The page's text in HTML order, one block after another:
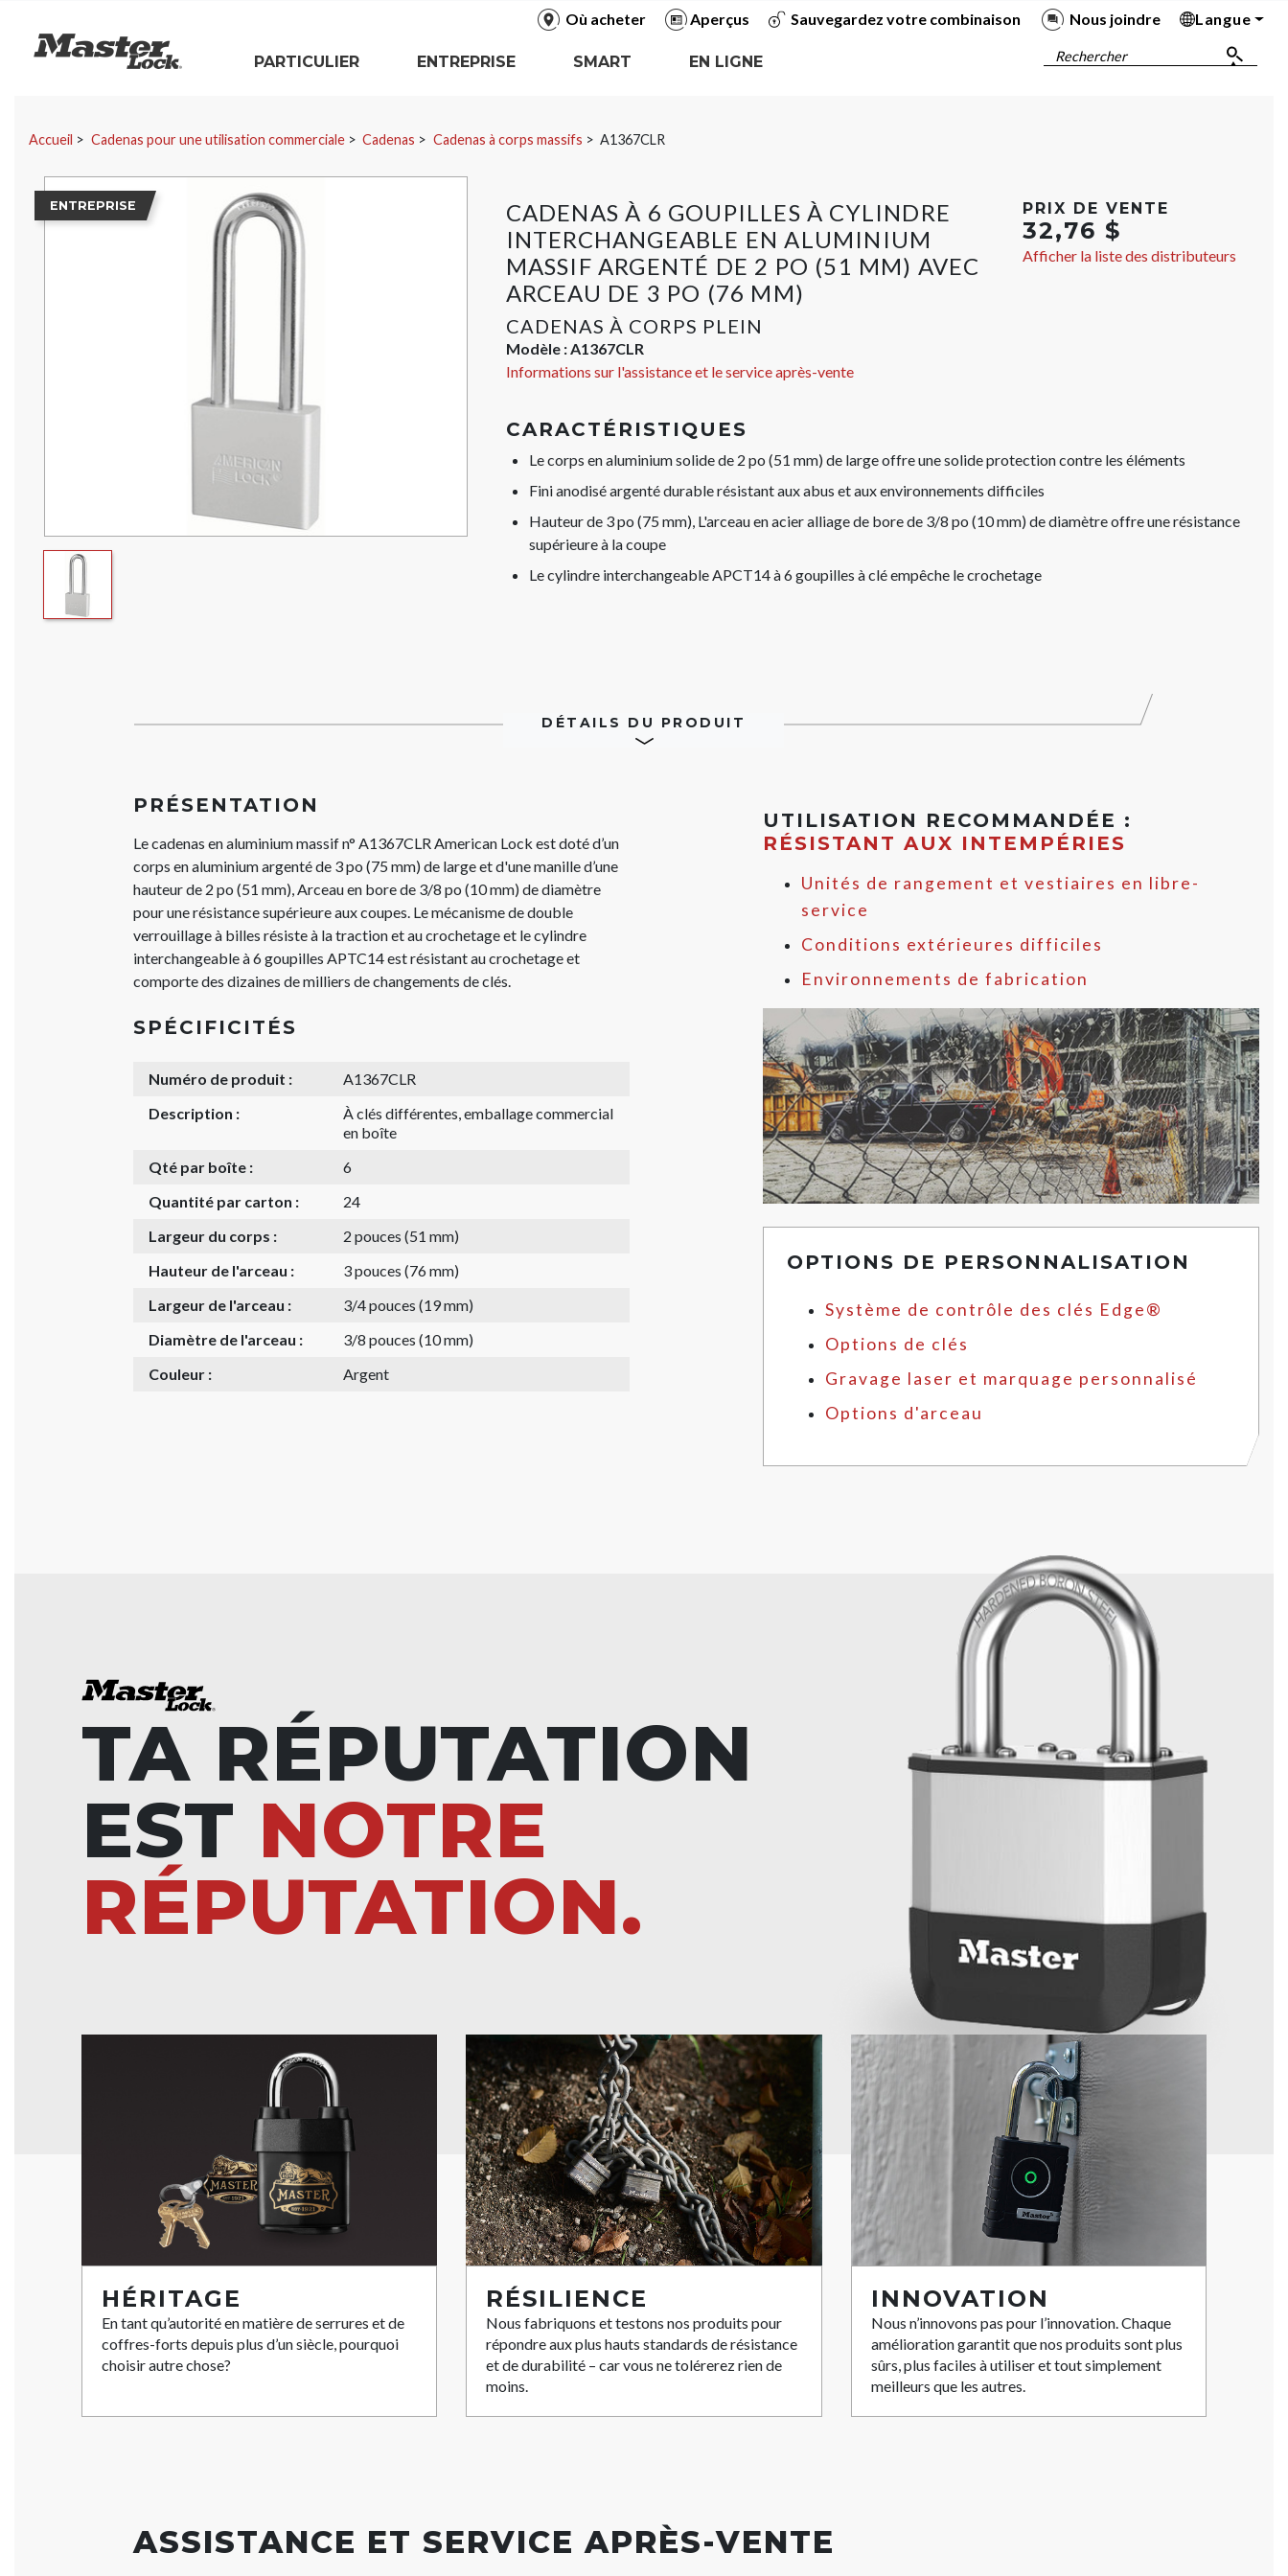
Où acheter Aperçus Sauvegardez votre combinaison Nous joindre
Langue
Master Lock
Rechercher
PARTICULIER
ENTREPRISE
SMART
EN LIGNE
Accueil Cadenas pour une utilisation commerciale Cadenas Cadenas à corps massifs A1367CLR
CADENAS À 6 GOUPILLES À CYLINDRE
INTERCHANGEABLE EN ALUMINIUM
MASSIF ARGENTÉ DE 2 PO (51 MM) AVEC
ARCEAU DE 3 PO (76 MM)
CADENAS À CORPS PLEIN
Modèle :A1367CLR
Informations sur l'assistance et le service après-vente
ENTREPRISE PRIX DE VENTE
32,76 $
Afficher la liste des distributeurs
CARACTÉRISTIQUES
Le corps en aluminium solide de 2 po (51 mm) de large offre une solide protection contre les éléments
Fini anodisé argenté durable résistant aux abus et aux environnements difficiles
Hauteur de 3 po (75 mm), L'arceau en acier alliage de bore de 3/8 po (10 mm) de diamètre offre une résistance
supérieure à la coupe
Le cylindre interchangeable APCT14 à 6 goupilles à clé empêche le crochetage
DÉTAILS DU PRODUIT
PRÉSENTATION
Le cadenas en aluminium massif n° A1367CLR American Lock est doté d’un
corps en aluminium argenté de 3 po (75 mm) de large et d'une manille d’une
hauteur de 2 po (51 mm), Arceau en bore de 3/8 po (10 mm) de diamètre
pour une résistance supérieure aux coupes. Le mécanisme de double
verrouillage à billes résiste à la traction et au crochetage et le cylindre
interchangeable à 6 goupilles APTC14 est résistant au crochetage et
comporte des dizaines de milliers de changements de clés.
SPÉCIFICITÉS
Numéro de produit :
A1367CLR
Description :
À clés différentes, emballage commercial
en boîte
Qté par boîte :
6
Quantité par carton :
24
Largeur du corps :
2 pouces (51 mm)
Hauteur de l'arceau :
3 pouces (76 mm)
Largeur de l'arceau :
3/4 pouces (19 mm)
Diamètre de l'arceau :
3/8 pouces (10 mm)
Couleur :
Argent
UTILISATION RECOMMANDÉE :
RÉSISTANT AUX INTEMPÉRIES
Unités de rangement et vestiaires en libre-
service
Conditions extérieures difficiles
Environnements de fabrication
OPTIONS DE PERSONNALISATION
Système de contrôle des clés Edge®
Options de clés
Gravage laser et marquage personnalisé
Options d'arceau
TA RÉPUTATION
EST NOTRE
RÉPUTATION.
HÉRITAGE
En tant qu’autorité en matière de serrures et de
coffres-forts depuis plus d’un siècle, pourquoi
choisir autre chose?
RÉSILIENCE
Nous fabriquons et testons nos produits pour
répondre aux plus hauts standards de résistance
et de durabilité – car vous ne tolérerez rien de
moins.
INNOVATION
Nous n’innovons pas pour l’innovation. Chaque
amélioration garantit que nos produits sont plus
sûrs, plus faciles à utiliser et tout simplement
meilleurs que les autres.
ASSISTANCE ET SERVICE APRÈS-VENTE